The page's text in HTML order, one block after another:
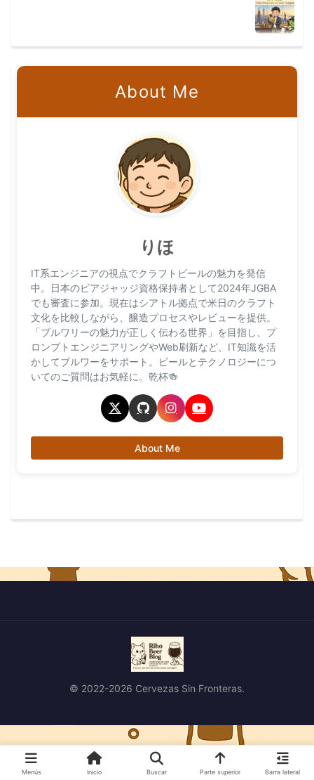
About Me
りほ
IT系エンジニアの視点でクラフトビールの魅力を発信
中。日本のビアジャッジ資格保持者として2024年JGBA
でも審査に参加。現在はシアトル拠点で米日のクラフト
文化を比較しながら、醸造プロセスやレビューを提供。
「ブルワリーの魅力が正しく伝わる世界」を目指し、プ
ロンプトエンジニアリングやWeb刷新など、IT知識を活
かしてブルワーをサポート。ビールとテクノロジーにつ
いてのご質問はお気軽に。乾杯🍻
About Me
© 2022-2026 Cervezas Sin Fronteras.
Menús Inicio Buscar Parte superior Barra lateral